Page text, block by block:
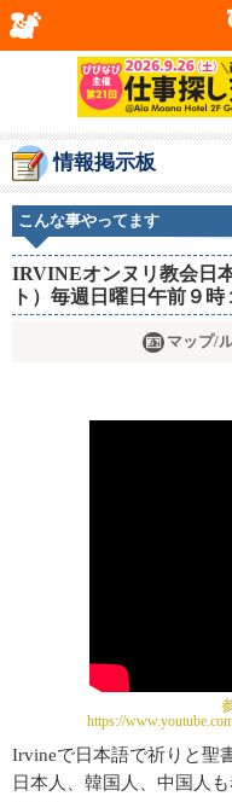
情報掲示板
こんな事やってます
IRVINEオンヌリ教会日
ト）毎週日曜日午前９
マップ/
https://
Irvineで日本語で祈りと聖
日本人、韓国人、中国人